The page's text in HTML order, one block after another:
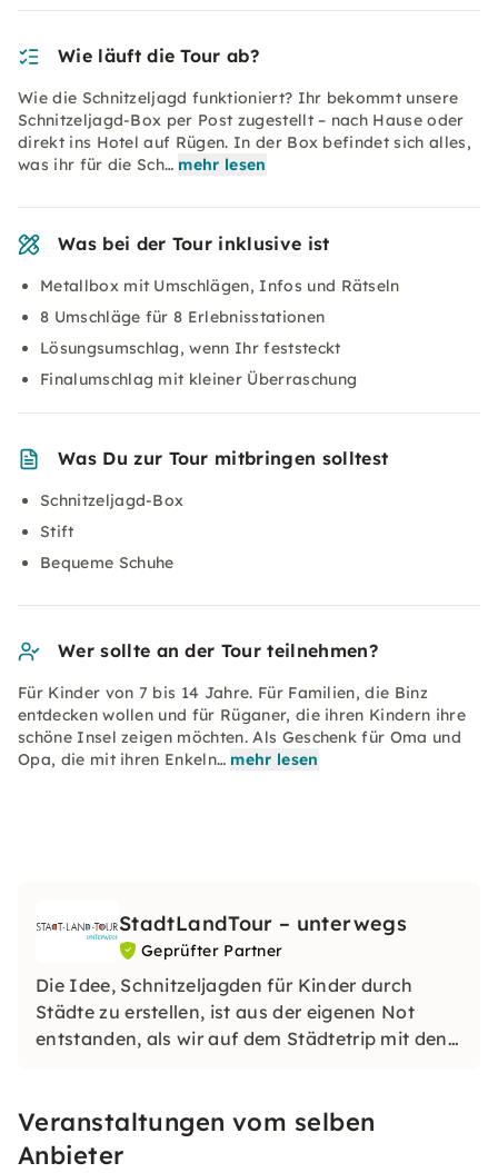
Wie läuft die Tour ab?
Wie die Schnitzeljagd funktioniert? Ihr bekommt unsere
Schnitzeljagd-Box per Post zugestellt – nach Hause oder
direkt ins Hotel auf Rügen. In der Box befindet sich alles,
was ihr für die Sch… mehr lesen
Was bei der Tour inklusive ist
Metallbox mit Umschlägen, Infos und Rätseln
8 Umschläge für 8 Erlebnisstationen
Lösungsumschlag, wenn Ihr feststeckt
Finalumschlag mit kleiner Überraschung
Was Du zur Tour mitbringen solltest
Schnitzeljagd-Box
Stift
Bequeme Schuhe
Wer sollte an der Tour teilnehmen?
Für Kinder von 7 bis 14 Jahre. Für Familien, die Binz
entdecken wollen und für Rüganer, die ihren Kindern ihre
schöne Insel zeigen möchten. Als Geschenk für Oma und
Opa, die mit ihren Enkeln… mehr lesen
StadtLandTour – unterwegs
Geprüfter Partner
Die Idee, Schnitzeljagden für Kinder durch
Städte zu erstellen, ist aus der eigenen Not
entstanden, als wir auf dem Städtetrip mit den
zu den Sehenswürdigkeiten und motivieren die
Kinder zum Mitlaufen.
Veranstaltungen vom selben
Anbieter